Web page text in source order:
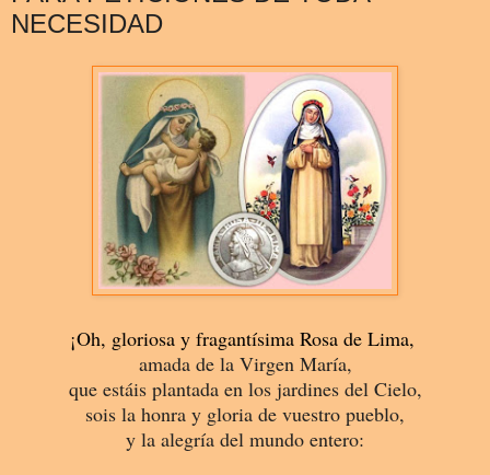
NECESIDAD
¡Oh, gloriosa y fragantísima Rosa de Lima,
amada de la Virgen María,
que estáis plantada en los jardines del Cielo,
sois la honra y gloria de vuestro pueblo,
y la alegría del mundo entero: